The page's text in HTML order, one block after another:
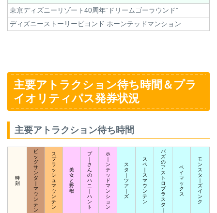
東京ディズニーリゾート40周年“ドリームゴーラウンド”
ディズニーストーリービヨンド ホーンテッドマンション
主要アトラクション待ち時間＆プラ
イオリティパス発券状況
主要アトラクション待ち時間
時
刻
ビ
ッ
グ
サ
ン
ダ
｜
マ
ウ
ン
テ
ン
ス
プ
ラ
ッ
シ
ュ
マ
ウ
ン
テ
ン
美
女
と
野
獣
プ
｜
さ
ん
の
ハ
ニ
｜
ハ
ン
ト
ホ
｜
ン
テ
ッ
ド
マ
ン
シ
ョ
ン
ス
タ
｜
ツ
ア
｜
ズ
ス
ペ
｜
ス
マ
ウ
ン
テ
ン
バ
ズ
の
ア
ス
ト
ロ
ブ
ラ
ス
タ
｜
ベ
イ
マ
ッ
ク
ス
モ
ン
ス
タ
｜
ズ
イ
ン
ク